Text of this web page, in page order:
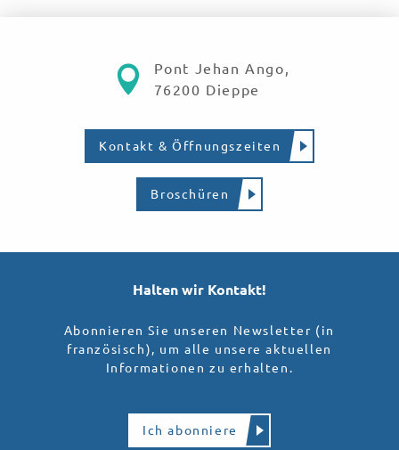
Pont Jehan Ango,
76200 Dieppe
Kontakt & Öffnungszeiten
Broschüren
Halten wir Kontakt!
Abonnieren Sie unseren Newsletter (in
französisch), um alle unsere aktuellen
Informationen zu erhalten.
Ich abonniere